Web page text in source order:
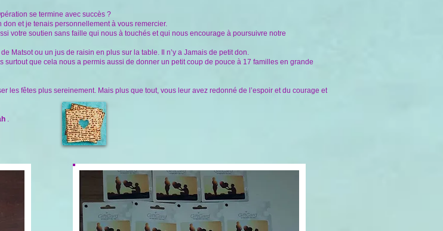
se termine avec succès ?
et je tenais personnellement à vous remercier.
votre soutien sans faille qui nous à touchés et qui nous encourage à poursuivre notre
Matsot ou un jus de raisin en plus sur la table. Il n’y a Jamais de petit don.
que cela nous a permis aussi de donner un petit coup de pouce à 17 familles en grande
les fêtes plus sereinement. Mais plus que tout, vous leur avez redonné de l’espoir et du courage et
.